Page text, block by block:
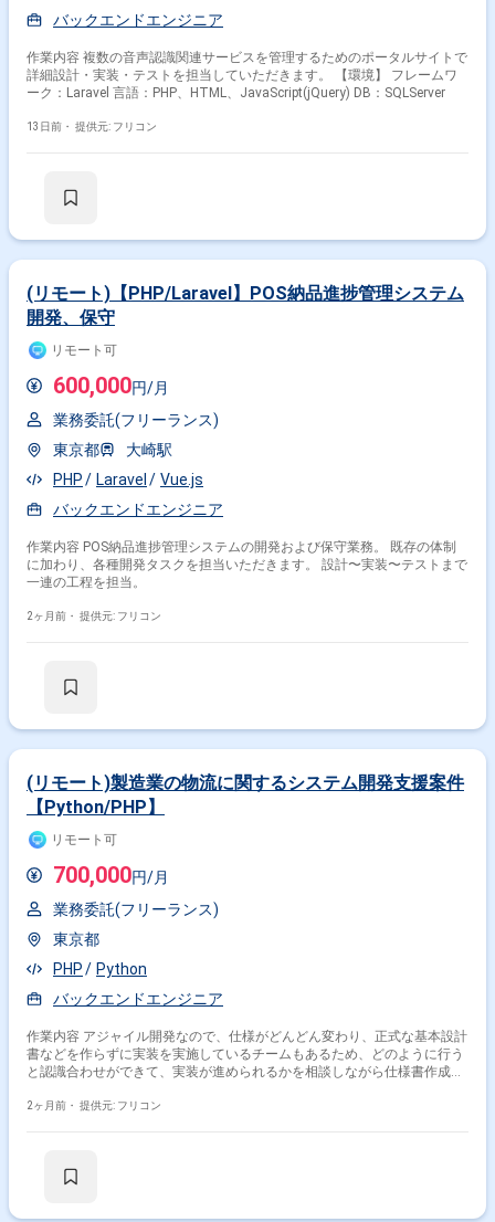
バックエンドエンジニア
作業内容 複数の音声認識関連サービスを管理するためのポータルサイトで
詳細設計・実装・テストを担当していただきます。 【環境】 フレームワ
ーク：Laravel 言語：PHP、HTML、JavaScript(jQuery) DB：SQLServer
13日前・ 提供元: フリコン
(リモート)【PHP/Laravel】POS納品進捗管理システム
開発、保守
リモート可
600,000円/月
業務委託(フリーランス)
東京都
大崎駅
PHP
Laravel
Vue.js
バックエンドエンジニア
作業内容 POS納品進捗管理システムの開発および保守業務。 既存の体制
に加わり、各種開発タスクを担当いただきます。 設計〜実装〜テストまで
一連の工程を担当。
2ヶ月前・ 提供元: フリコン
(リモート)製造業の物流に関するシステム開発支援案件
【Python/PHP】
リモート可
700,000円/月
業務委託(フリーランス)
東京都
PHP
Python
バックエンドエンジニア
作業内容 アジャイル開発なので、仕様がどんどん変わり、正式な基本設計
書などを作らずに実装を実施しているチームもあるため、どのように行う
と認識合わせができて、実装が進められるかを相談しながら仕様書作成を
2ヶ月前・ 提供元: フリコン